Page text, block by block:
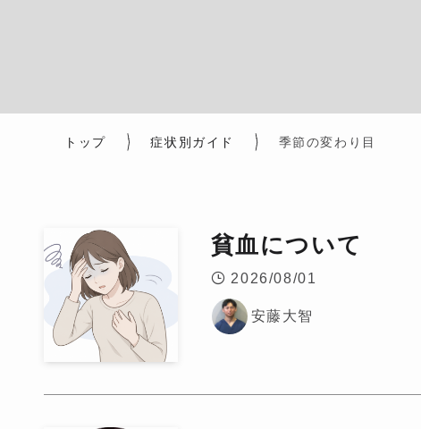
トップ 症状別ガイド 季節の変わり目
貧血について
2026/08/01
安藤大智